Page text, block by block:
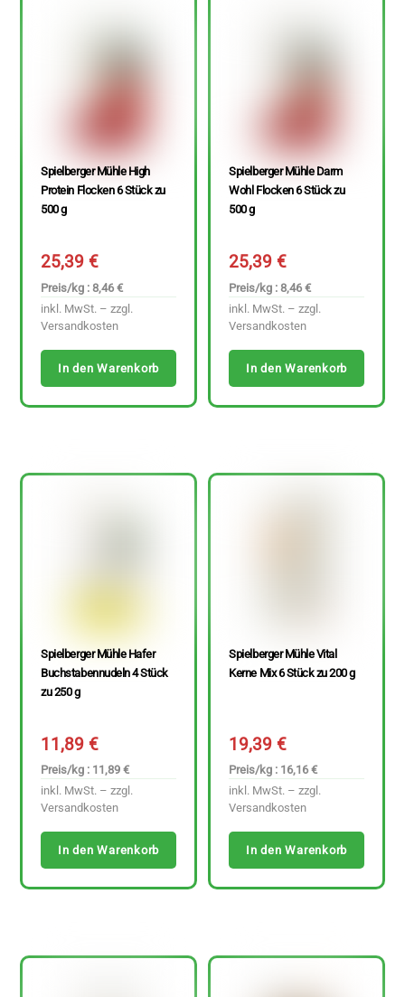
Spielberger Mühle High
Protein Flocken 6 Stück zu
500 g
25,39€
Preis/kg : 8,46 €
inkl. MwSt. – zzgl.
Versandkosten
In den Warenkorb
Spielberger Mühle Darm
Wohl Flocken 6 Stück zu
500 g
25,39€
Preis/kg : 8,46 €
inkl. MwSt. – zzgl.
Versandkosten
In den Warenkorb
Spielberger Mühle Hafer
Buchstabennudeln 4 Stück
zu 250 g
11,89€
Preis/kg : 11,89 €
inkl. MwSt. – zzgl.
Versandkosten
In den Warenkorb
Spielberger Mühle Vital
Kerne Mix 6 Stück zu 200 g
19,39€
Preis/kg : 16,16 €
inkl. MwSt. – zzgl.
Versandkosten
In den Warenkorb